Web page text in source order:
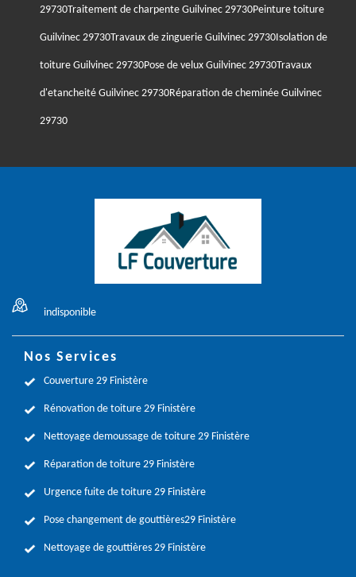
29730Traitement de charpente Guilvinec 29730Peinture toiture
Guilvinec 29730Travaux de zinguerie Guilvinec 29730Isolation de
toiture Guilvinec 29730Pose de velux Guilvinec 29730Travaux
d'etancheité Guilvinec 29730Réparation de cheminée Guilvinec
29730
indisponible
Nos Services
Couverture 29 Finistère
Rénovation de toiture 29 Finistère
Nettoyage demoussage de toiture 29 Finistère
Réparation de toiture 29 Finistère
Urgence fuite de toiture 29 Finistère
Pose changement de gouttières29 Finistère
Nettoyage de gouttières 29 Finistère